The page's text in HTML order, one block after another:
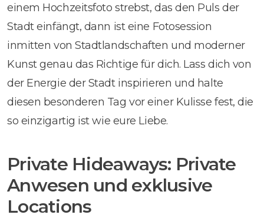
einem Hochzeitsfoto strebst, das den Puls der
Stadt einfängt, dann ist eine Fotosession
inmitten von Stadtlandschaften und moderner
Kunst genau das Richtige für dich. Lass dich von
der Energie der Stadt inspirieren und halte
diesen besonderen Tag vor einer Kulisse fest, die
so einzigartig ist wie eure Liebe.
Private Hideaways: Private
Anwesen und exklusive
Locations